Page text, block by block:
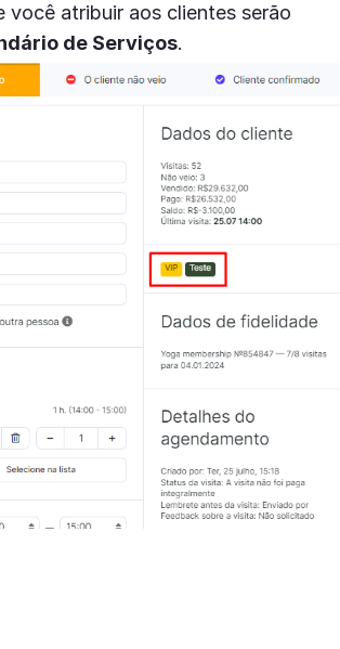
atribuir aos clientes serão
de Serviços.